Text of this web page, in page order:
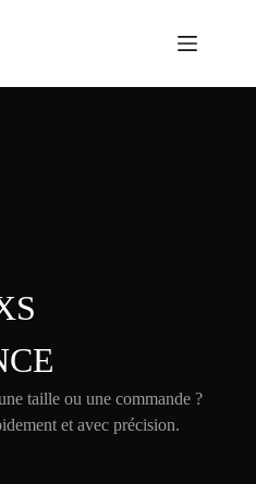
taille ou une commande ?
et avec précision.